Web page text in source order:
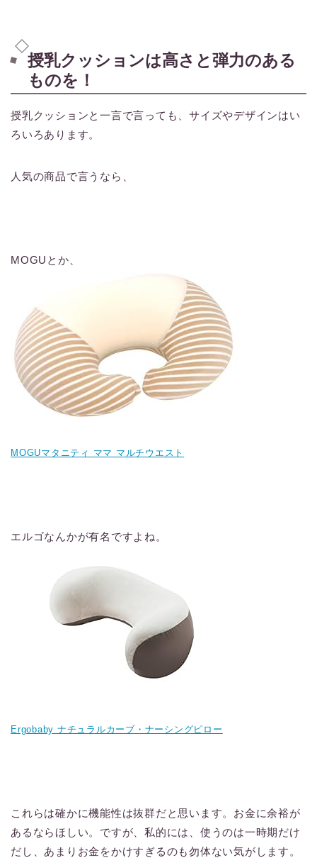
授乳クッションは高さと弾力のある
ものを！
授乳クッションと一言で言っても、サイズやデザインはい
ろいろあります。
人気の商品で言うなら、
MOGUとか、
MOGUマタニティ ママ マルチウエスト
エルゴなんかが有名ですよね。
Ergobaby ナチュラルカーブ・ナーシングピロー
これらは確かに機能性は抜群だと思います。お金に余裕が
あるならほしい。ですが、私的には、使うのは一時期だけ
だし、あまりお金をかけすぎるのも勿体ない気がします。